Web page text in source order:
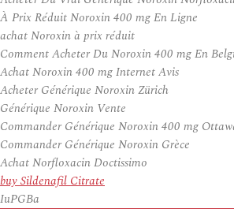
À Prix Réduit Noroxin 400 mg En Ligne
achat Noroxin à prix réduit
Comment Acheter Du Noroxin 400 mg En
Achat Noroxin 400 mg Internet Avis
Acheter Générique Noroxin Zürich
Générique Noroxin Vente
Commander Générique Noroxin 400 mg
Commander Générique Noroxin Grèce
Achat Norfloxacin Doctissimo
buy Sildenafil Citrate
IuPGBa